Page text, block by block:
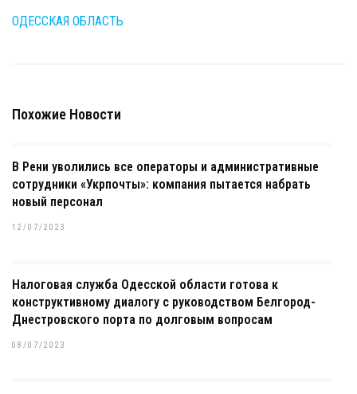
ОДЕССКАЯ ОБЛАСТЬ
Похожие Новости
В Рени уволились все операторы и административные
сотрудники «Укрпочты»: компания пытается набрать
новый персонал
12/07/2023
Налоговая служба Одесской области готова к
конструктивному диалогу с руководством Белгород-
Днестровского порта по долговым вопросам
08/07/2023